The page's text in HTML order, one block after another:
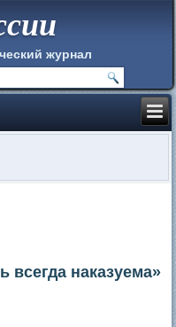
журнал
всегда наказуема»